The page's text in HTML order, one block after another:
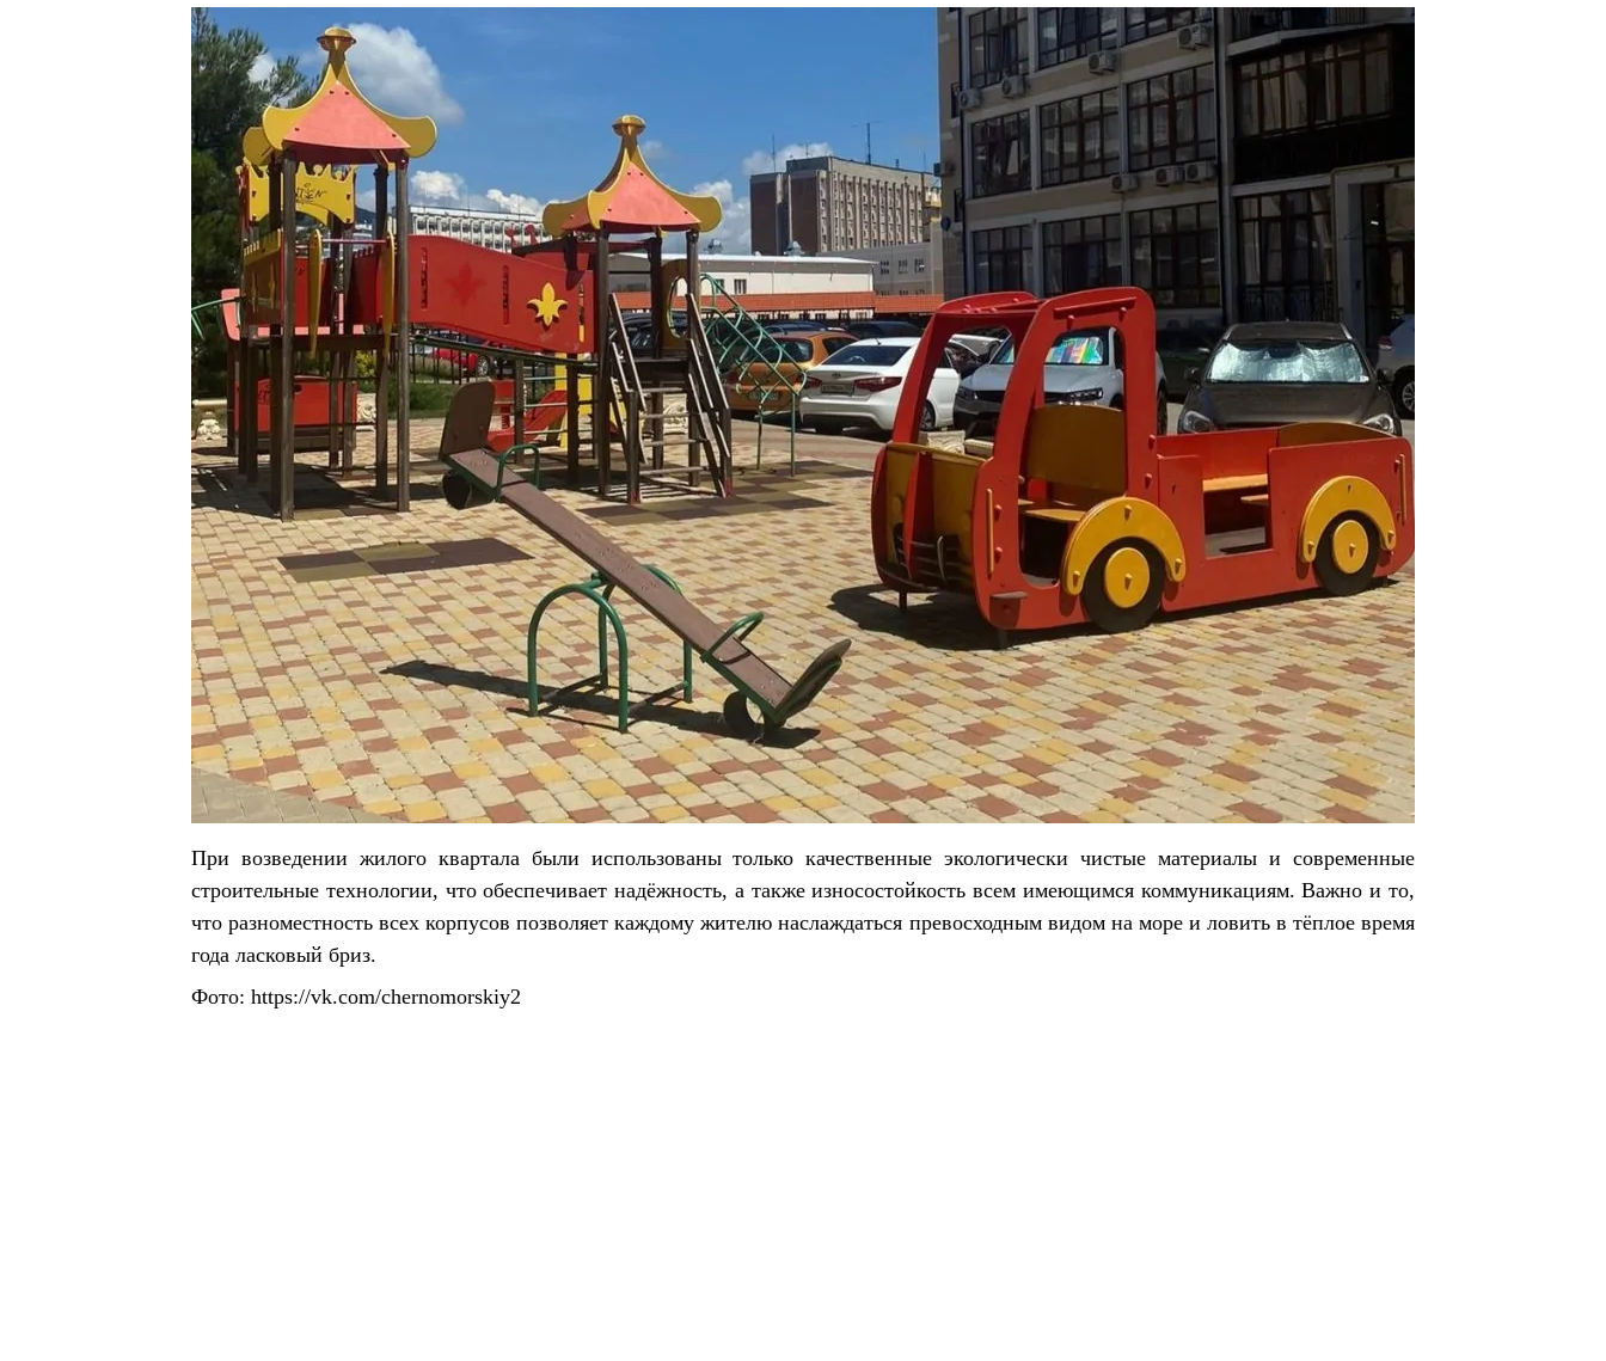
При возведении жилого квартала были использованы только качественные экологически чистые материалы и современные
строительные технологии, что обеспечивает надёжность, а также износостойкость всем имеющимся коммуникациям. Важно и то,
что разноместность всех корпусов позволяет каждому жителю наслаждаться превосходным видом на море и ловить в тёплое время
года ласковый бриз.
Фото: https://vk.com/chernomorskiy2